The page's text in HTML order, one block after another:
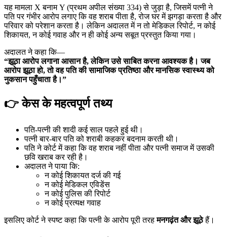
यह मामला X बनाम Y (प्रथम अपील संख्या 334) से जुड़ा है, जिसमें पत्नी ने
पति पर गंभीर आरोप लगाए कि वह शराब पीता है, रोज घर में झगड़ा करता है और
परिवार को परेशान करता है। लेकिन अदालत में न तो मेडिकल रिपोर्ट, न कोई
शिकायत, न कोई गवाह और न ही कोई अन्य सबूत प्रस्तुत किया गया।
अदालत ने कहा कि—
“झूठा आरोप लगाना आसान है, लेकिन उसे साबित करना आवश्यक है। जब
आरोप झूठा हो, तो वह पति की सामाजिक प्रतिष्ठा और मानसिक स्वास्थ्य को
नुकसान पहुँचाता है।”
👉 केस के महत्वपूर्ण तथ्य
पति-पत्नी की शादी कई साल पहले हुई थी।
पत्नी बार-बार पति को शराबी कहकर बदनाम करती थी।
पति ने कोर्ट में कहा कि वह शराब नहीं पीता और पत्नी समाज में उसकी
छवि खराब कर रही है।
अदालत ने पाया कि:
न कोई शिकायत दर्ज की गई
न कोई मेडिकल एविडेंस
न कोई पुलिस की रिपोर्ट
न कोई प्रत्यक्ष गवाह
इसलिए कोर्ट ने स्पष्ट कहा कि पत्नी के आरोप पूरी तरहमनगढ़ंत और झूठेहैं।